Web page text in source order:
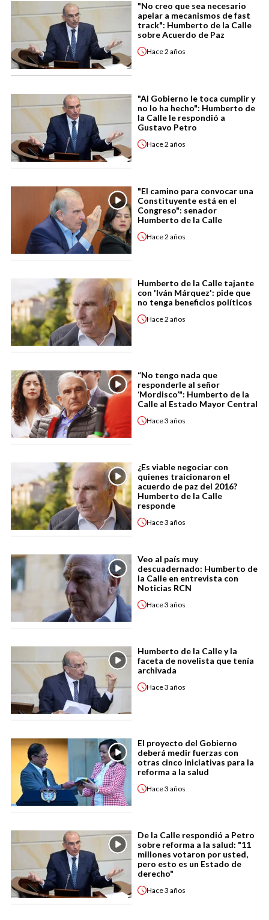
"No creo que sea necesario
apelar a mecanismos de fast
track": Humberto de la Calle
sobre Acuerdo de Paz
Hace2 años
"Al Gobierno le toca cumplir y
no lo ha hecho": Humberto de
la Calle le respondió a
Gustavo Petro
Hace2 años
"El camino para convocar una
Constituyente está en el
Congreso": senador
Humberto de la Calle
Hace2 años
Humberto de la Calle tajante
con 'Iván Márquez': pide que
no tenga beneficios políticos
Hace2 años
“No tengo nada que
responderle al señor
‘Mordisco’": Humberto de la
Calle al Estado Mayor Central
Hace3 años
¿Es viable negociar con
quienes traicionaron el
acuerdo de paz del 2016?
Humberto de la Calle
responde
Hace3 años
Veo al país muy
descuadernado: Humberto de
la Calle en entrevista con
Noticias RCN
Hace3 años
Humberto de la Calle y la
faceta de novelista que tenía
archivada
Hace3 años
El proyecto del Gobierno
deberá medir fuerzas con
otras cinco iniciativas para la
reforma a la salud
Hace3 años
De la Calle respondió a Petro
sobre reforma a la salud: "11
millones votaron por usted,
pero esto es un Estado de
derecho"
Hace3 años